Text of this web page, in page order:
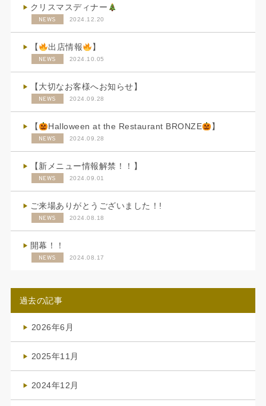
クリスマスディナー
NEWS 2024.12.20
【 出店情報 】
NEWS 2024.10.05
【大切なお客様へお知らせ】
NEWS 2024.09.28
【 Halloween at the Restaurant BRONZE 】
NEWS 2024.09.28
【新メニュー情報解禁！！】
NEWS 2024.09.01
ご来場ありがとうございました！!
NEWS 2024.08.18
開幕！！
NEWS 2024.08.17
過去の記事
2026年6月
2025年11月
2024年12月